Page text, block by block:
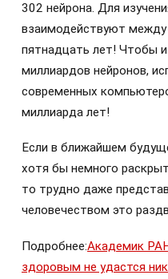
302 нейрона. Для
взаимодействуют между
пятнадцать лет! Чтобы
миллиардов нейронов,
современных
миллиарда лет!
Если в ближайшем
хотя бы немного
то трудно даже
человечеством это
Подробнее:Академик
здоровым не удастся